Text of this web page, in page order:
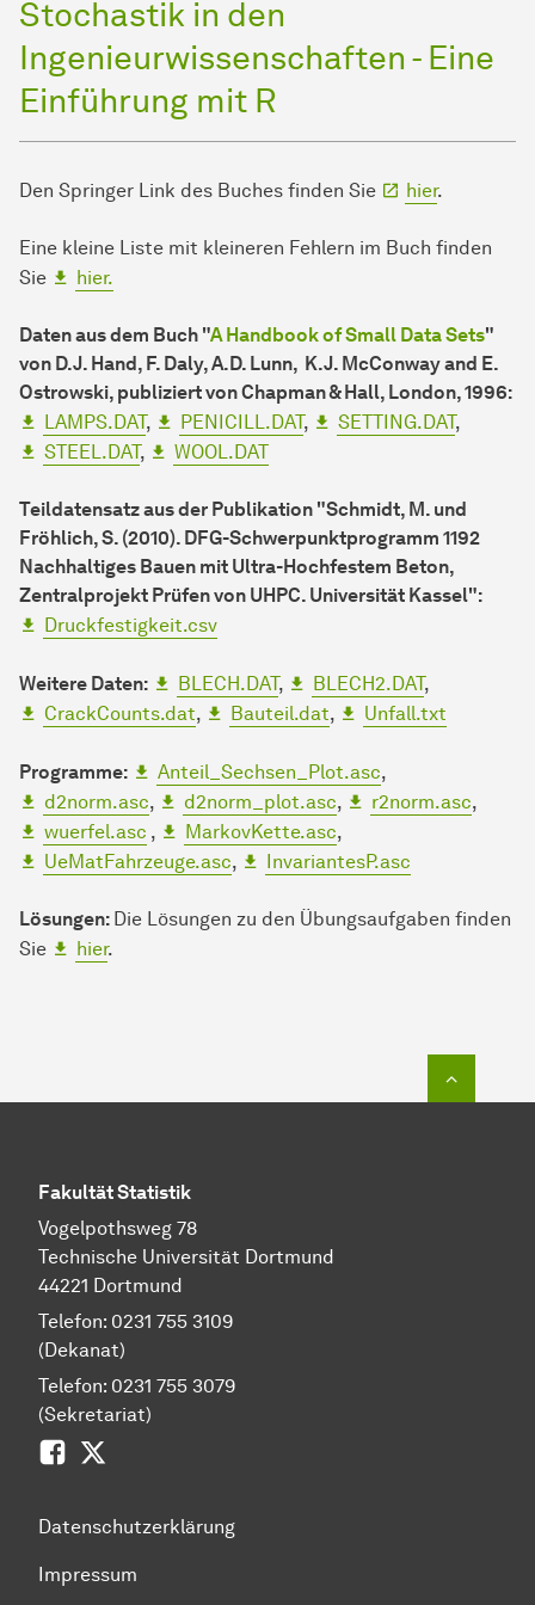
Stochastik in den
Ingenieurwissenschaften - Eine
Einführung mit R
Den Springer Link des Buches finden Sie hier.
Eine kleine Liste mit kleineren Fehlern im Buch finden
Sie
hier.
Daten aus dem Buch "A Handbook of Small Data Sets"
von D.J. Hand, F. Daly, A.D. Lunn, K.J. McConway and E.
Ostrowski, publiziert von Chapman & Hall, London, 1996:
LAMPS.DAT, PENICILL.DAT, SETTING.DAT,
STEEL.DAT, WOOL.DAT
Teildatensatz aus der Publikation "Schmidt, M. und
Fröhlich, S. (2010). DFG-Schwerpunktprogramm 1192
Nachhaltiges Bauen mit Ultra-Hochfestem Beton,
Zentralprojekt Prüfen von UHPC. Universität Kassel":
Druckfestigkeit.csv
Weitere Daten: BLECH.DAT, BLECH2.DAT,
CrackCounts.dat, Bauteil.dat, Unfall.txt
Programme: Anteil_Sechsen_Plot.asc,
d2norm.asc, d2norm_plot.asc, r2norm.asc,
wuerfel.asc , MarkovKette.asc,
UeMatFahrzeuge.asc, InvariantesP.asc
Lösungen: Die Lösungen zu den Übungsaufgaben finden
Sie
hier.
Fakultät Statistik
Vogelpothsweg 78
Technische Universität Dortmund
44221 Dortmund
Telefon: 0231 755 3109
(Dekanat)
Telefon: 0231 755 3079
(Sekretariat)
Facebook
Datenschutzerklärung
Impressum